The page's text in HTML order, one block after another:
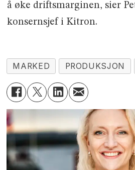
å øke driftsmarginen, sier
konsernsjef i Kitron.
MARKED PRODUKSJON